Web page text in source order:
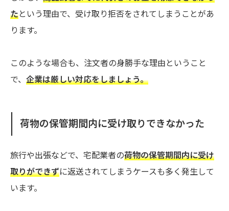
たという理由で、受け取り拒否をされてしまうことがあ
ります。
このような場合も、注文者の身勝手な理由ということ
で、 企業は厳しい対応をしましょう。
荷物の保管期間内に受け取りできなかった
旅行や出張などで、宅配業者の荷物の保管期間内に受け
取りができずに返送されてしまうケースも多く発生して
います。